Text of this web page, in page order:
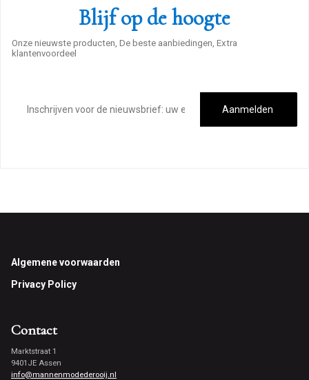
Blijf op de hoogte
Onze nieuwste producten, De beste aanbiedingen, Extra
klantenvoordeel
mailadres
Aanmelden
Footer
Algemene voorwaarden
Privacy Policy
Contact
Marktstraat 1
9401JE Assen
info@mannenmodederooij.nl